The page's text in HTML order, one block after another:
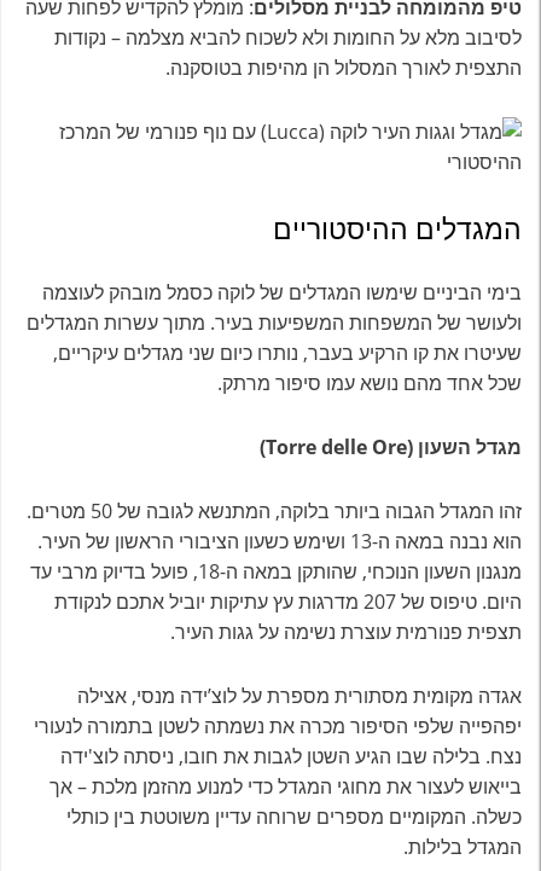
טיפ מהמומחה לבניית מסלולים: מומלץ להקדיש לפחות שעה
לסיבוב מלא על החומות ולא לשכוח להביא מצלמה – נקודות
התצפית לאורך המסלול הן מהיפות בטוסקנה.
המגדלים ההיסטוריים
בימי הביניים שימשו המגדלים של לוקה כסמל מובהק לעוצמה
ולעושר של המשפחות המשפיעות בעיר. מתוך עשרות המגדלים
שעיטרו את קו הרקיע בעבר, נותרו כיום שני מגדלים עיקריים,
שכל אחד מהם נושא עמו סיפור מרתק.
מגדל השעון (Torre delle Ore)
זהו המגדל הגבוה ביותר בלוקה, המתנשא לגובה של 50 מטרים.
הוא נבנה במאה ה-13 ושימש כשעון הציבורי הראשון של העיר.
מנגנון השעון הנוכחי, שהותקן במאה ה-18, פועל בדיוק מרבי עד
היום. טיפוס של 207 מדרגות עץ עתיקות יוביל אתכם לנקודת
תצפית פנורמית עוצרת נשימה על גגות העיר.
אגדה מקומית מסתורית מספרת על לוצ’ידה מנסי, אצילה
יפהפייה שלפי הסיפור מכרה את נשמתה לשטן בתמורה לנעורי
נצח. בלילה שבו הגיע השטן לגבות את חובו, ניסתה לוצ'ידה
בייאוש לעצור את מחוגי המגדל כדי למנוע מהזמן מלכת – אך
כשלה. המקומיים מספרים שרוחה עדיין משוטטת בין כותלי
המגדל בלילות.